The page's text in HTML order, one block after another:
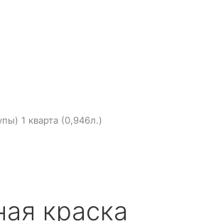
1 кварта (0,946л.)
краска